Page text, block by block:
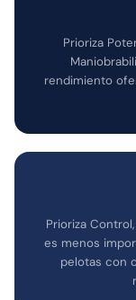
Prioriza
rendimiento
Prioriza
es menos
pelotas con